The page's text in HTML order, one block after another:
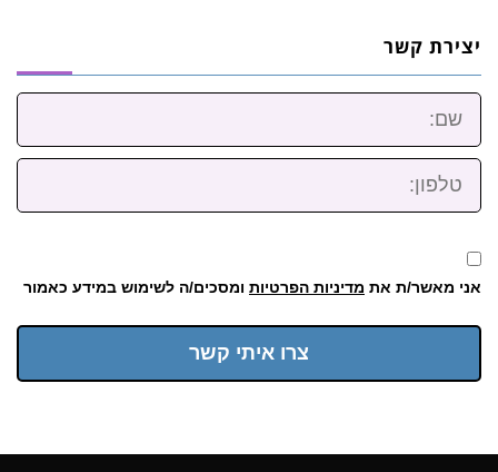
יצירת קשר
שם:
טלפון:
אני מאשר/ת את מדיניות הפרטיות ומסכים/ה לשימוש במידע כאמור
צרו איתי קשר